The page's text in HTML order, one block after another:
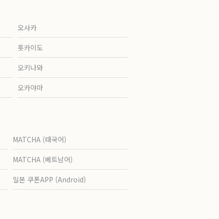
오사카
홋카이도
오키나와
오카야마
MATCHA (태국어)
MATCHA (베트남어)
일본 쿠폰APP (Android)